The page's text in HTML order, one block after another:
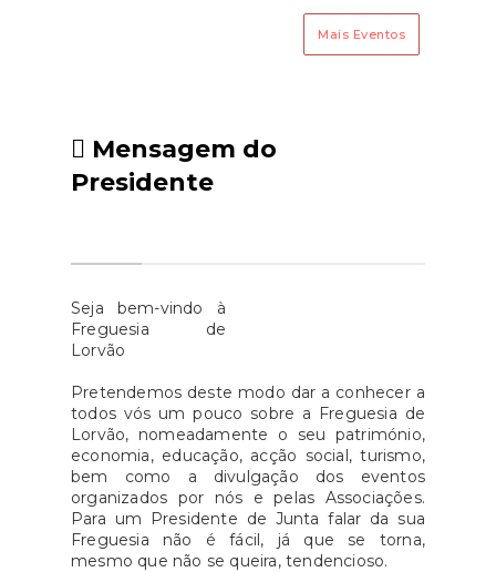
Mais Eventos
Mensagem do
Presidente
Seja bem-vindo à
Freguesia de
Lorvão
Pretendemos deste modo dar a conhecer a
todos vós um pouco sobre a Freguesia de
Lorvão, nomeadamente o seu património,
economia, educação, acção social, turismo,
bem como a divulgação dos eventos
organizados por nós e pelas Associações.
Para um Presidente de Junta falar da sua
Freguesia não é fácil, já que se torna,
mesmo que não se queira, tendencioso.